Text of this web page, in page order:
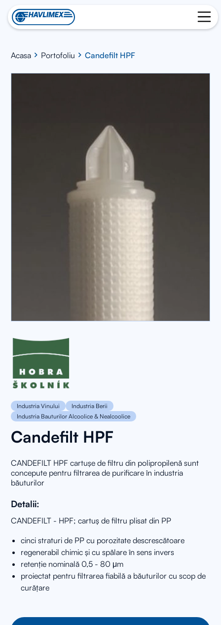
Acasa Portofoliu Candefilt HPF
Industria Vinului
Industria Berii
Industria Bauturilor Alcoolice & Nealcoolice
Candefilt HPF
CANDEFILT HPF cartușe de filtru din polipropilenă sunt
concepute pentru filtrarea de purificare în industria
băuturilor
Detalii:
CANDEFILT - HPF; cartuș de filtru plisat din PP
cinci straturi de PP cu porozitate descrescătoare
regenerabil chimic și cu spălare în sens invers
retenție nominală 0,5 - 80 μm
proiectat pentru filtrarea fiabilă a băuturilor cu scop de
curățare